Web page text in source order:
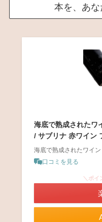
本を、あな
海底で熟成されたワ
/ サブリナ 赤ワイン
海底で熟成されたワイ
口コミを見る
＼ポイ